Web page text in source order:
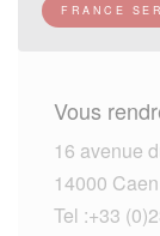
FRANCE
Vous
16 avenue
14000 Caen
Tel :+33